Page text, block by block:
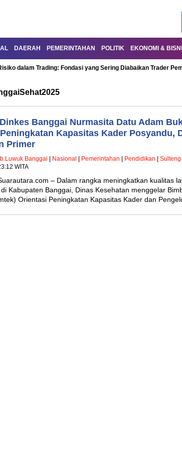
DAERAH PEMERINTAHAN POLITIK EKONOMI &
dalam Trading: Fondasi yang Sering Diabaikan Trader
Banggai Nurmasita Datu Adam
Kapasitas Kader Posyandu,
Primer
Banggai Nasional Pemerintahan Pendidikan Sulteng
WITA
– Dalam rangka meningkatkan kualitas
Kabupaten Banggai, Dinas Kesehatan menggelar
Orientasi Peningkatan Kapasitas Kader dan